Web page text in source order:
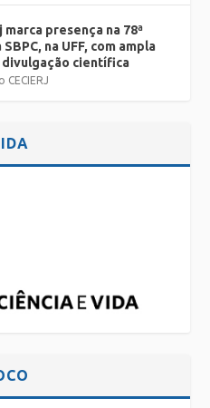
presença na 78ª
na UFF, com ampla
científica
CECIERJ